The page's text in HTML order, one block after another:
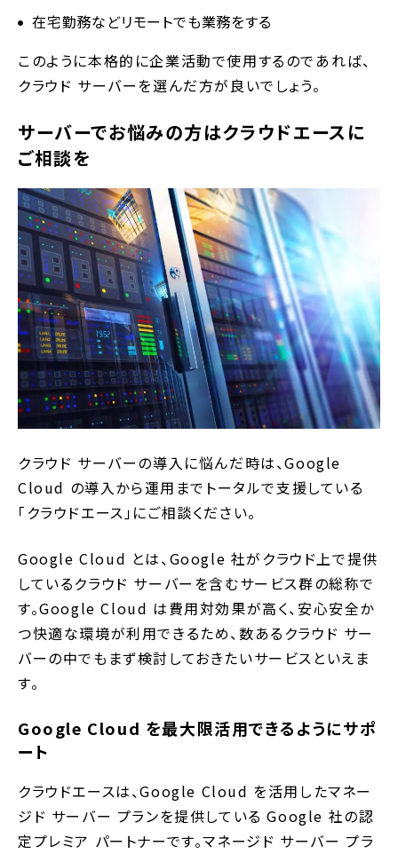
在宅勤務などリモートでも業務をする
このように本格的に企業活動で使用するのであれば、
クラウド サーバーを選んだ方が良いでしょう。
サーバーでお悩みの方はクラウドエースに
ご相談を
クラウド サーバーの導入に悩んだ時は、Google
Cloud の導入から運用までトータルで支援している
「クラウドエース」にご相談ください。
Google Cloud とは、Google 社がクラウド上で提供
しているクラウド サーバーを含むサービス群の総称で
す。Google Cloud は費用対効果が高く、安心安全か
つ快適な環境が利用できるため、数あるクラウド サー
バーの中でもまず検討しておきたいサービスといえま
す。
Google Cloud を最大限活用できるようにサポ
ート
クラウドエースは、Google Cloud を活用したマネー
ジド サーバー プランを提供している Google 社の認
定プレミア パートナーです。マネージド サーバー プラ